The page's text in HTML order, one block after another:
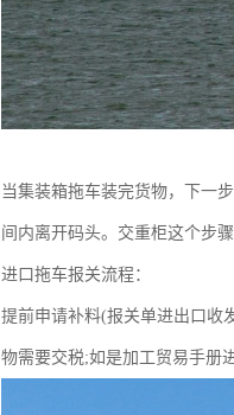
当集装箱拖车装完货物，下一
间内离开码头。交重柜这个步
进口拖车报关流程：
提前申请补料(报关单进出口收
物需要交税;如是加工贸易手册